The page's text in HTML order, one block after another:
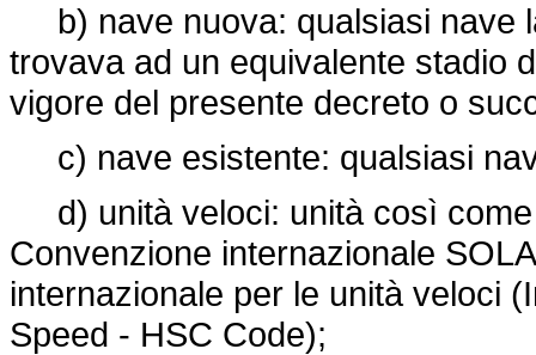
b) nave nuova: qualsiasi nave
trovava ad un equivalente stadio
vigore del presente decreto o
c) nave esistente: qualsiasi
d) unità veloci: unità così come
Convenzione internazionale
internazionale per le unità veloci
Speed - HSC Code);